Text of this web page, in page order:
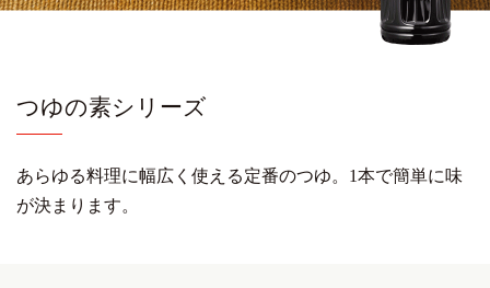
つゆの素シリーズ
あらゆる料理に幅広く使える定番のつゆ。 1本で簡単に味
が決まります。